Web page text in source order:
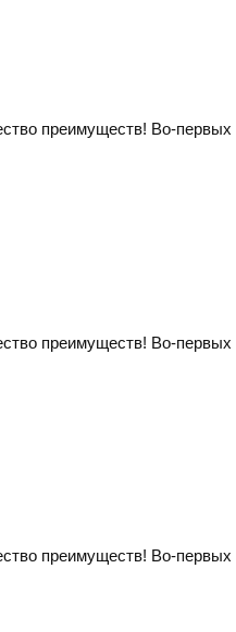
преимуществ! Во-
преимуществ! Во-
преимуществ! Во-